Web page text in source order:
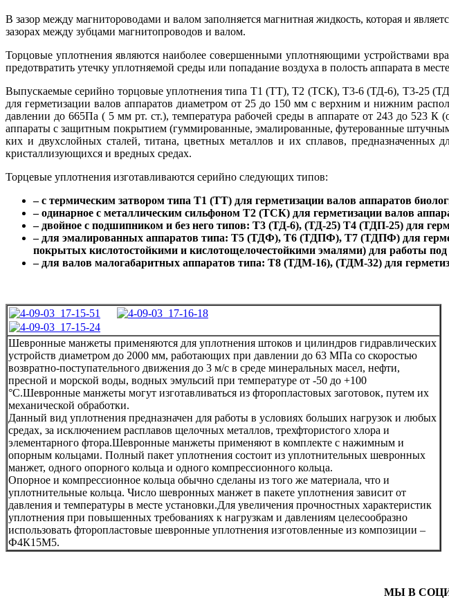
В зазор между магнитороводами и валом заполняется магнитная жидкость, которая и
зазорах между зубцами магнитопроводов и валом.
Торцовые уплотнения являются наиболее совершенными уплотняющими устройствами
предотвратить утечку уплотняемой среды или попадание воздуха в полость аппарата в
Выпускаемые серийно торцовые уплотнения типа Т1 (ТТ), Т2 (ТСК), Т3-6 (ТД-6), Т3-
для герметизации валов аппаратов диаметром от 25 до 150 мм с верхним и нижним
давлении до 665Па ( 5 мм рт. ст.), температура рабочей среды в аппарате от 243 до 523
аппараты с защитным покрытием (гуммированные, эмалированные, футерованные
ких и двухслойных сталей, титана, цветных металлов и их сплавов,
кристаллизующихся и вредных средах.
Торцевые уплотнения изготавливаются серийно следующих типов:
– с термическим затвором типа T1 (ТТ) для герметизации валов аппаратов
– одинарное с металлическим сильфоном T2 (ТСК) для герметизации валов
– двойное с подшипником и без него типов: T3 (ТД-6), (ТД-25) T4 (ТДП-25) для
– для эмалированных аппаратов типа: T5 (ТДФ), T6 (ТДПФ), T7 (ТДПФ) для
покрытых кислотостойкими и кислотощелочестойкими эмалями) для работы
– для валов малогабаритных аппаратов типа: T8 (ТДМ-16), (ТДМ-32) для
Шевронные манжеты применяются для уплотнения штоков и цилиндров гидравлических
устройств диаметром до 2000 мм, работающих при давлении до 63 МПа со скоростью
возвратно-поступательного движения до 3 м/с в среде минеральных масел, нефти,
пресной и морской воды, водных эмульсий при температуре от -50 до +100
°С.Шевронные манжеты могут изготавливаться из фторопластовых заготовок, путем их
механической обработки.
Данный вид уплотнения предназначен для работы в условиях больших нагрузок и любых
средах, за исключением расплавов щелочных металлов, трехфтористого хлора и
элементарного фтора.Шевронные манжеты применяют в комплекте с нажимным и
опорным кольцами. Полный пакет уплотнения состоит из уплотнительных шевронных
манжет, одного опорного кольца и одного компрессионного кольца.
Опорное и компрессионное кольца обычно сделаны из того же материала, что и
уплотнительные кольца. Число шевронных манжет в пакете уплотнения зависит от
давления и температуры в месте установки.Для увеличения прочностных характеристик
уплотнения при повышенных требованиях к нагрузкам и давлениям целесообразно
использовать фторопластовые шевронные уплотнения изготовленные из композиции –
Ф4К15М5.
МЫ В